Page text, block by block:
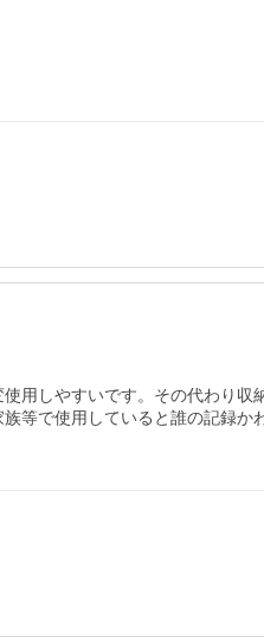
用しやすいです。その代わり収
等で使用していると誰の記録か